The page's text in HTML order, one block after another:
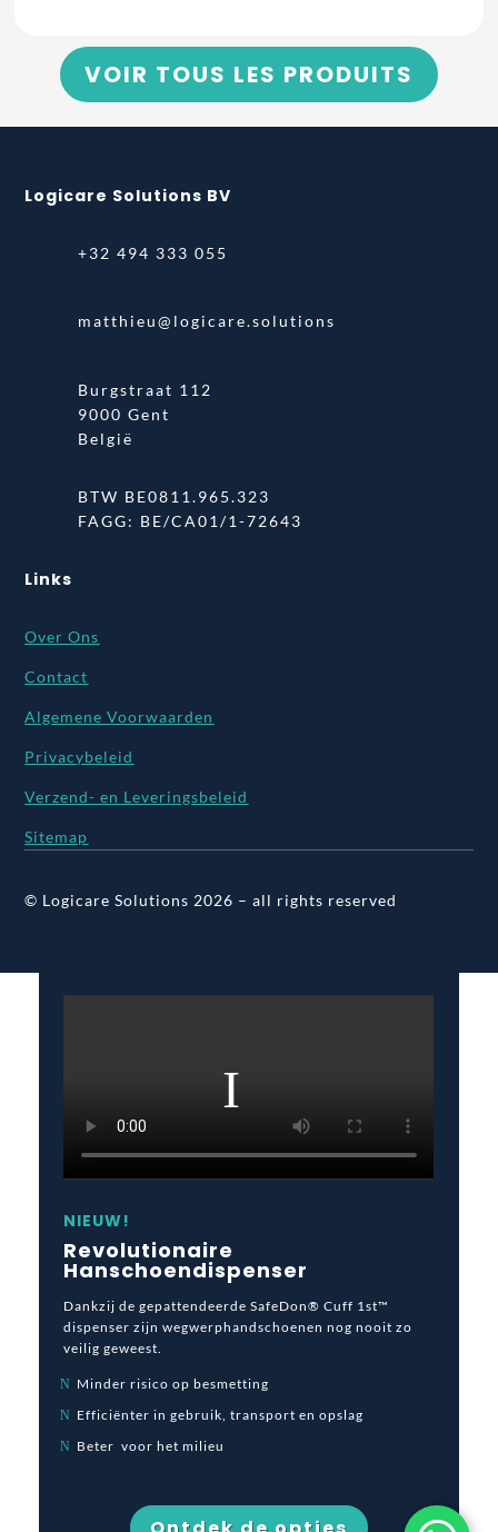
VOIR TOUS LES PRODUITS
Logicare Solutions BV
+32 494 333 055
matthieu@logicare.solutions
Burgstraat 112
9000 Gent
België
BTW BE0811.965.323
FAGG: BE/CA01/1-72643
Links
Over Ons
Contact
Algemene Voorwaarden
Privacybeleid
Verzend- en Leveringsbeleid
Sitemap
© Logicare Solutions 2026 – all rights reserved
NIEUW!
Revolutionaire
Hanschoendispenser
Dankzij de gepattendeerde SafeDon® Cuff 1st™
dispenser zijn wegwerphandschoenen nog nooit zo
veilig geweest.
Minder risico op besmetting
Efficiënter in gebruik, transport en opslag
Beter voor het milieu